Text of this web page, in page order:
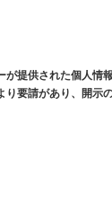
提供された個人情
要請があり、開示